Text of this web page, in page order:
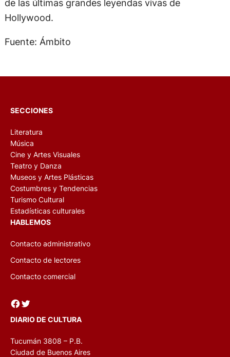
de las últimas grandes leyendas vivas de
Hollywood.
Fuente: Ámbito
SECCIONES
Literatura
Música
Cine y Artes Visuales
Teatro y Danza
Museos y Artes Plásticas
Costumbres y Tendencias
Turismo Cultural
Estadísticas culturales
HABLEMOS
Contacto administrativo
Contacto de lectores
Contacto comercial
Facebook Twitter
DIARIO DE CULTURA
Tucumán 3808 – P.B.
Ciudad de Buenos Aires